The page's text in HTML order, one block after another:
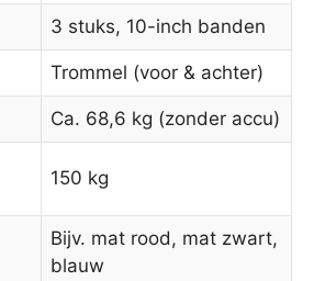
3 stuks, 10-inch banden
Trommel (voor & achter)
Ca. 68,6 kg (zonder accu)
150 kg
Bijv. mat rood, mat zwart,
blauw